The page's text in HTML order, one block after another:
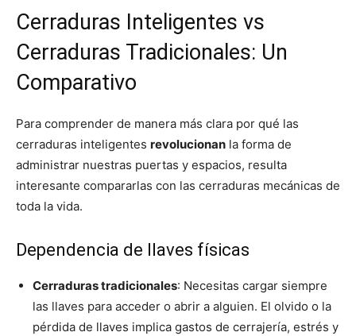
Cerraduras Inteligentes vs
Cerraduras Tradicionales: Un
Comparativo
Para comprender de manera más clara por qué las
cerraduras inteligentes revolucionan la forma de
administrar nuestras puertas y espacios, resulta
interesante compararlas con las cerraduras mecánicas de
toda la vida.
Dependencia de llaves físicas
Cerraduras tradicionales: Necesitas cargar siempre
las llaves para acceder o abrir a alguien. El olvido o la
pérdida de llaves implica gastos de cerrajería, estrés y